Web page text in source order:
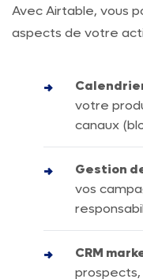
Avec Airtable, vous
aspects de votre
votre
canaux
Gestion
vos
CRM